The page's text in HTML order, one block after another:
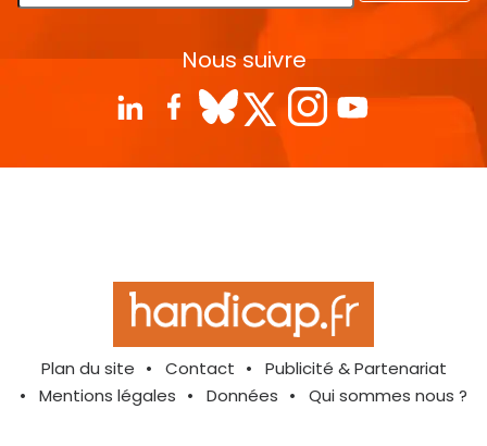
Nous suivre
Plan du site Contact
Publicité & Partenariat
Mentions légales
Données Qui sommes nous ?